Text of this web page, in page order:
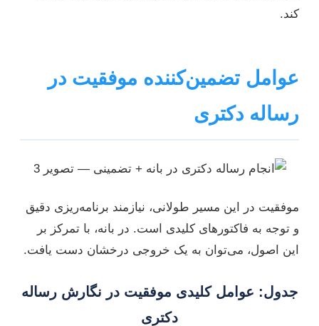
کند.
عوامل تضمین‌کننده موفقیت در
رساله دکتری
موفقیت در این مسیر طولانی، نیازمند برنامه‌ریزی دقیق
و توجه به فاکتورهای کلیدی است. در بانه، با تمرکز بر
این اصول، می‌توان به یک خروجی درخشان دست یافت.
جدول: عوامل کلیدی موفقیت در نگارش رساله
دکتری